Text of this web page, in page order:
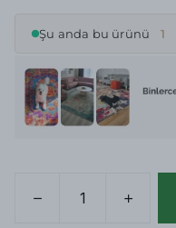
Şu anda bu ürünü 1